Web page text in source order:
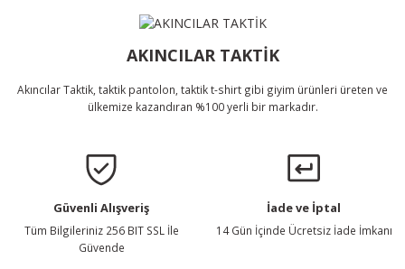
Ürün fiyatı diğer sitelerden daha pahalı.
Bu ürüne benzer farklı alternatifler olmalı.
Ürün Bulunamadı.
AKINCILAR TAKTİK
Akıncılar Taktik, taktik pantolon, taktik t-shirt gibi giyim ürünleri üreten ve
ülkemize kazandıran %100 yerli bir markadır.
Güvenli Alışveriş
Tüm Bilgileriniz 256 BIT SSL İle
Güvende
İade ve İptal
14 Gün İçinde Ücretsiz İade İmkanı